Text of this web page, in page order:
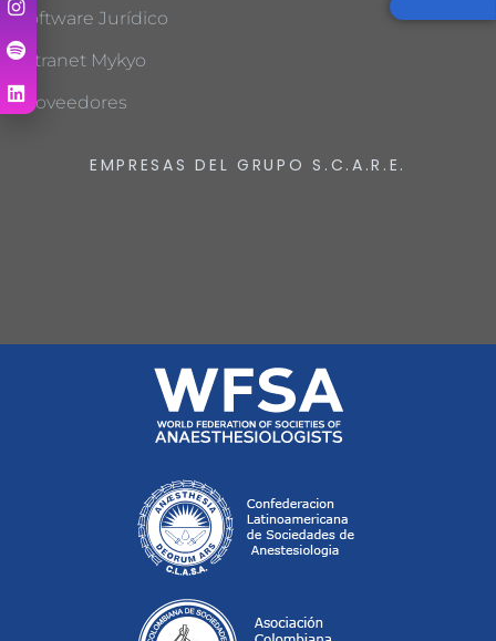
Software Jurídico
Intranet Mykyo
Proveedores
EMPRESAS DEL GRUPO S.C.A.R.E.